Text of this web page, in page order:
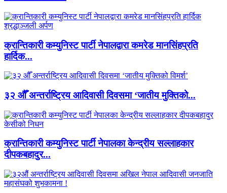
क्रान्तिकारी कम्युनिस्ट पार्टी नेपालद्वारा कमरेड मानसिंहप्रति
हार्दिक...
३२ औँ अन्तर्राष्ट्रिय आदिवासी दिवसमा ‘जातीय मुक्तिको...
क्रान्तिकारी कम्युनिस्ट पार्टी नेपालका केन्द्रीय सल्लाहकार
दीपकबहादुर...